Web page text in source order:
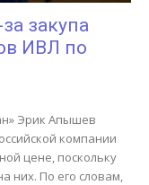
закупа
ИВЛ по
Эрик Апышев
компании
цене, поскольку
них. По его словам,